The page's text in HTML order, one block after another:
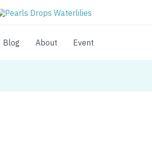
Blog
About Event